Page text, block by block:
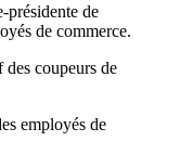
présidente de
de commerce.
coupeurs de
employés de